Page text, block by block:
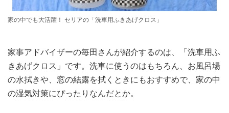
家の中でも大活躍！ セリアの「洗車用ふきあげクロス」
家事アドバイザーの毎田さんが紹介するのは、「洗車用ふ
きあげクロス」です。洗車に使うのはもちろん、お風呂場
の水拭きや、窓の結露を拭くときにもおすすめで、家の中
の湿気対策にぴったりなんだとか。